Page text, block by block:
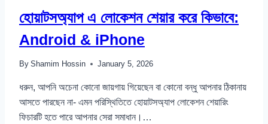
হোয়াটসঅ্যাপ এ লোকেশন শেয়ার করে কিভাবে:
Android & iPhone
By Shamim Hossin January 5, 2026
ধরুন, আপনি অচেনা কোনো জায়গায় গিয়েছেন বা কোনো বন্ধু আপনার ঠিকানায়
আসতে পারছেন না- এমন পরিস্থিতিতে হোয়াটসঅ্যাপ লোকেশন শেয়ারিং
ফিচারটি হতে পারে আপনার সেরা সমাধান।…